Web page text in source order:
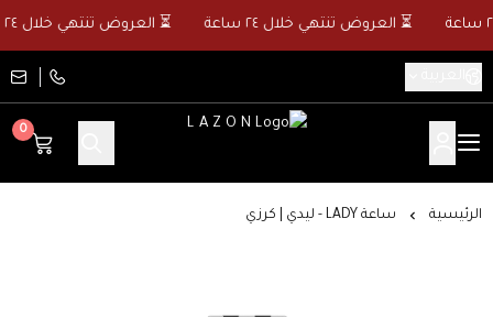
⏳ العروض تنتهي خلال ٢٤ ساعة ⏳ العروض تنتهي خلال ٢٤ ساعة
0
الرئيسية ساعة LADY - ليدي | كرزي